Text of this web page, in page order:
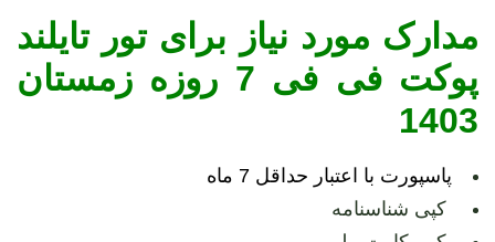
مدارک مورد نیاز برای تور تایلند
پوکت فی فی 7 روزه زمستان
1403
پاسپورت با اعتبار حداقل 7 ماه
کپی شناسنامه